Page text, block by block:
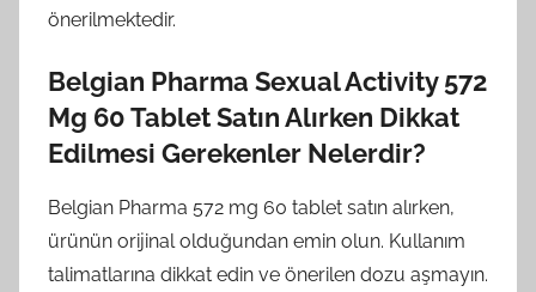
önerilmektedir.
Belgian Pharma Sexual Activity 572
Mg 60 Tablet Satın Alırken Dikkat
Edilmesi Gerekenler Nelerdir?
Belgian Pharma 572 mg 60 tablet satın alırken,
ürünün orijinal olduğundan emin olun. Kullanım
talimatlarına dikkat edin ve önerilen dozu aşmayın.